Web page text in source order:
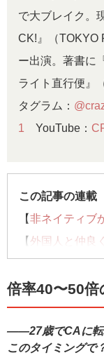
で大ブレイク。
CK!』（TOKYO
ー出演。著書に
ライト直行便』
タグラム：
1 YouTube：
この記事の連載
【非ネイティブ
【 外国人と仲良
【これから役立
【CRAZY
倍率40〜50倍
――27歳でCAに転
このタイミングで